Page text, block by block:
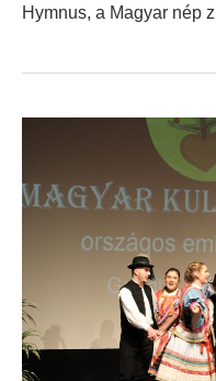
Hymnus, a Magyar nép